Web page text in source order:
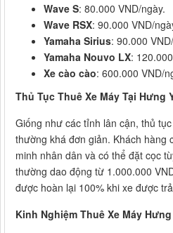
Wave S: 80.000 VND/ngày.
Wave RSX: 90.000 VND/
Yamaha Sirius: 90.000
Yamaha Nouvo LX:
Xe cào cào: 600.000 VND/
Thủ Tục Thuê Xe Máy Tại Hưng
Giống như các tỉnh lân cận, thủ
thường khá đơn giản. Khách hàng
minh nhân dân và có thể đặt cọc
thường dao động từ 1.000.000
được hoàn lại 100% khi xe được
Kinh Nghiệm Thuê Xe Máy Hưng